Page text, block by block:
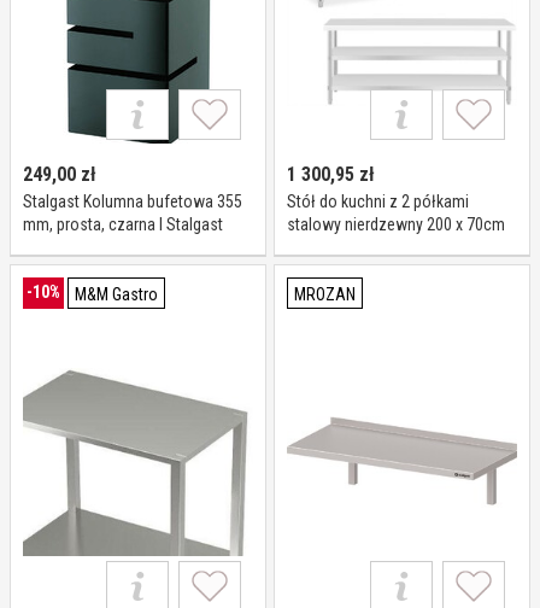
249,00 zł
Stalgast Kolumna bufetowa 355
mm, prosta, czarna I Stalgast
1 300,95 zł
Stół do kuchni z 2 półkami
stalowy nierdzewny 200 x 70cm
-10% M&M Gastro MROZAN